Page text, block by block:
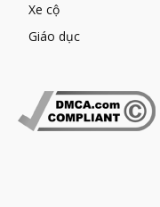
Xe cộ
Giáo dục